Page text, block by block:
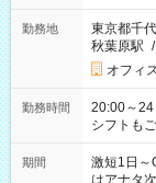
勤務地
東京都千
秋葉原駅 /
オフィ
勤務時間
20:00～24
シフトも
期間
激短1日
はアナタ次